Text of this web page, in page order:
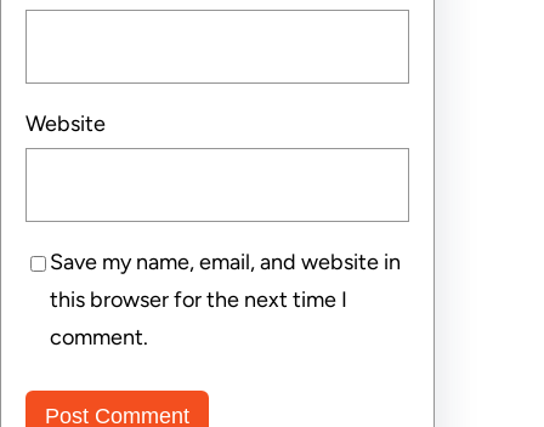
Website
Save my name, email, and website in
this browser for the next time I
comment.